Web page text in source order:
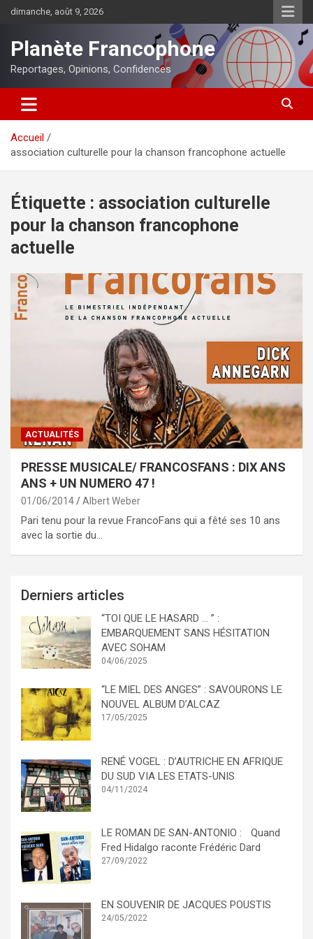
Allerdimanche, août 9, 2026
Planète Francophone
Reportages, Opinions, Confidences
Accueil
association culturelle pour la chanson francophone actuelle
Étiquette : association culturelle
pour la chanson francophone
actuelle
ACTUALITÉS
PRESSE MUSICALE/ FRANCOSFANS : DIX ANS
ANS + UN NUMERO 47 !
01/06/2014 Albert Weber
Pari tenu pour la revue FrancoFans qui a fêté ses 10 ans
avec la sortie du…
Derniers articles
“TOI QUE LE HASARD … ” :
EMBARQUEMENT SANS HÉSITATION
AVEC SOHAM
04/06/2025
“LE MIEL DES ANGES” : SAVOURONS LE
NOUVEL ALBUM D’ALCAZ
17/05/2025
RENÉ VOGEL : D’AUTRICHE EN AFRIQUE
DU SUD VIA LES ETATS-UNIS
04/11/2024
LE ROMAN DE SAN-ANTONIO : Quand
Fred Hidalgo raconte Frédéric Dard
27/09/2022
EN SOUVENIR DE JACQUES POUSTIS
24/05/2022